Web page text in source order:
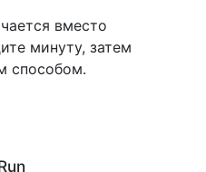
вместо
минуту, затем
способом.